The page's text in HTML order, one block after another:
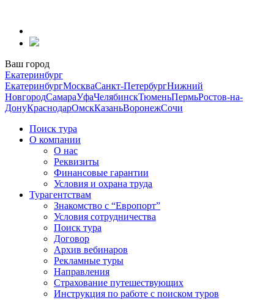
содержанию
Ваш город
Екатеринбург
ЕкатеринбургМоскваСанкт-ПетербургНижний
НовгородСамараУфаЧелябинскТюменьПермьРостов-на-
ДонуКраснодарОмскКазаньВоронежСочи
Поиск тура
О компании
О нас
Реквизиты
Финансовые гарантии
Условия и охрана труда
Турагентствам
Знакомство с “Европорт”
Условия сотрудничества
Поиск тура
Договор
Архив вебинаров
Рекламные туры
Направления
Страхование путешествующих
Инструкция по работе с поиском туров